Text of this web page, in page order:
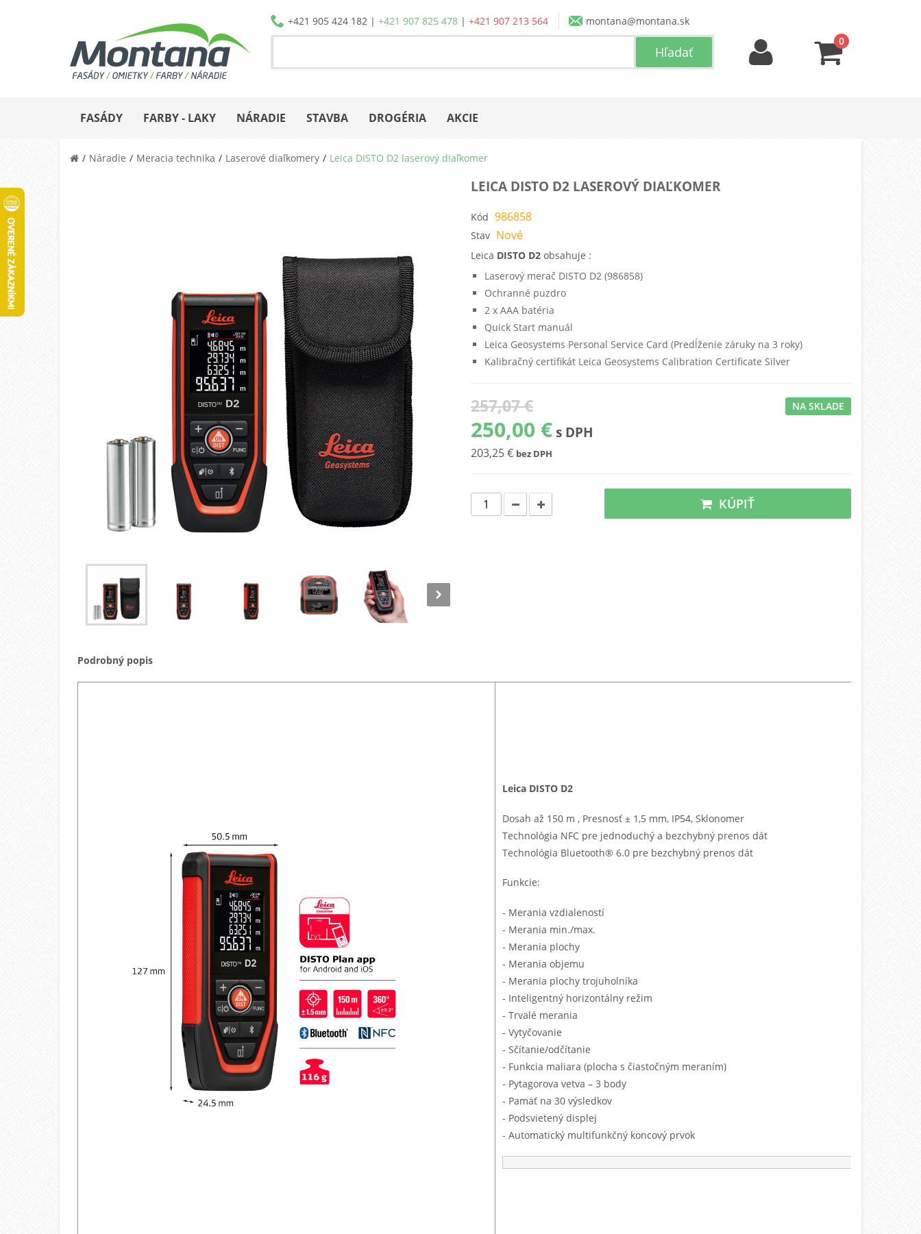
+421 905 424 182| +421 907 825 478| +421 907 213 564
montana@montana.sk
0
FASÁDY FARBY - LAKY NÁRADIE STAVBA DROGÉRIA AKCIE
Náradie Meracia technika Laserové diaľkomery Leica DISTO D2 laserový diaľkomer
LEICA DISTO D2 LASEROVÝ DIAĽKOMER
Kód 986858
Stav Nové
Leica DISTO D2 obsahuje :
Laserový merač DISTO D2 (986858)
Ochranné puzdro
2 x AAA batéria
Quick Start manuál
Leica Geosystems Personal Service Card (Predĺženie záruky na 3 roky)
Kalibračný certifikát Leica Geosystems Calibration Certificate Silver
257,07 €
250,00 € s DPH
203,25 € bez DPH
NA SKLADE
KÚPIŤ
Podrobný popis
Leica DISTO D2
Dosah až 150 m , Presnosť ± 1,5 mm, IP54, Sklonomer
Technológia NFC pre jednoduchý a bezchybný prenos dát
Technológia Bluetooth® 6.0 pre bezchybný prenos dát
Funkcie:
- Merania vzdialeností
- Merania min./max.
- Merania plochy
- Merania objemu
- Merania plochy trojuholníka
- Inteligentný horizontálny režim
- Trvalé merania
- Vytyčovanie
- Sčítanie/odčítanie
- Funkcia maliara (plocha s čiastočným meraním)
- Pytagorova vetva – 3 body
- Pamäť na 30 výsledkov
- Podsvietený displej
- Automatický multifunkčný koncový prvok